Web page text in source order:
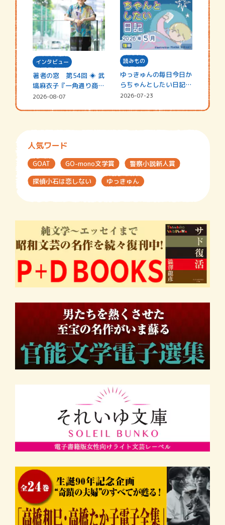
インタビュー
著者の窓 第54回 ◈ 武
塙麻衣子『一角通り商店
街の…
2026-08-07
読みもの
ゆっきゅんの毎日今日か
らちゃんとしたい日記
☆202…
2026-07-23
人気ワード
GOAT GO-mono文学賞
警察小説新人賞
探偵小石は恋しない
ゆっきゅん